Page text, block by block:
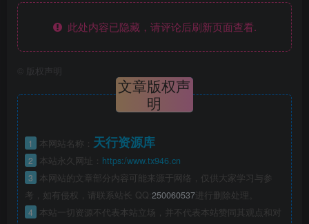
此处内容已隐藏，请评论后刷新页面查看.
版权声明
文章版权声
明
1 本网站名称： 天行资源库
2 本站永久网址： https:/www.tx946.cn
3
本网站的文章部分内容可能来源于网络，仅供大家学习与参
考，如有侵权，请联系站长 QQ:250060537进行删除处理。
4
本站一切资源不代表本站立场，并不代表本站赞同其观点和对